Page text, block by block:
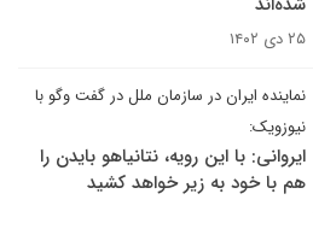
۲۵ دی ۱۴۰۲
نماینده ایران در سازمان ملل در گفت وگو با
نیوزویک:
ایروانی: با این رویه، نتانیاهو بایدن را
هم با خود به زیر خواهد کشید